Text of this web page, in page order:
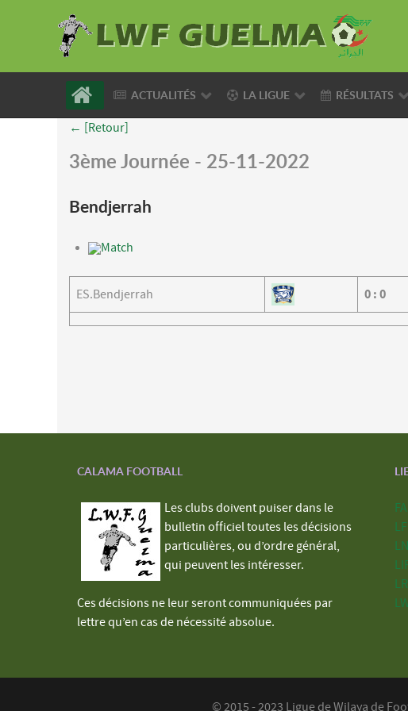
ACTUALITÉS LA LIGUE RÉSULTATS
← [Retour]
3ème Journée - 25-11-2022
Bendjerrah
Match
ES.Bendjerrah 0 : 0
CALAMA FOOTBALL
Les clubs doivent puiser dans le
bulletin officiel toutes les décisions
particulières, ou d’ordre général,
qui peuvent les intéresser.
Ces décisions ne leur seront communiquées par
lettre qu’en cas de nécessité absolue.
© 2015 - 2023 Ligue de Wilaya de